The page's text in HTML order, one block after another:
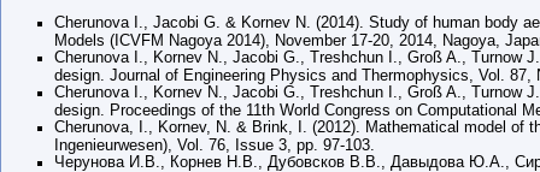
Cherunova I., Jacobi G. & Kornev N. (2014). Study of human body
Models (ICVFM Nagoya 2014), November 17-20, 2014, Nagoya,
Cherunova I., Kornev N., Jacobi G., Treshchun I., Groß A., Turnow
design. Journal of Engineering Physics and Thermophysics, Vol. 87,
Cherunova I., Kornev N., Jacobi G., Treshchun I., Groß A., Turnow
design. Proceedings of the 11th World Congress on Computational
Cherunova, I., Kornev, N. & Brink, I. (2012). Mathematical model of
Ingenieurwesen), Vol. 76, Issue 3, pp. 97-103.
Черунова И.В., Корнев Н.В., Дубовсков В.В., Давыдова Ю.А.,